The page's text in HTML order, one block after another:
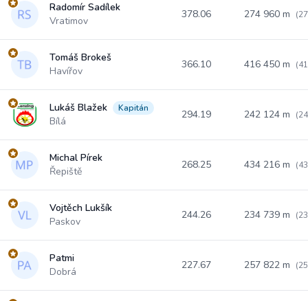
Radomír Sadílek
Vratimov
378.06 274 960 m
Tomáš Brokeš
Havířov
366.10 416 450 m
Lukáš Blažek Kapitán
Bílá
294.19 242 124 m
Michal Pírek
Řepiště
268.25 434 216 m
Vojtěch Lukšík
Paskov
244.26 234 739 m
Patmi
Dobrá
227.67 257 822 m